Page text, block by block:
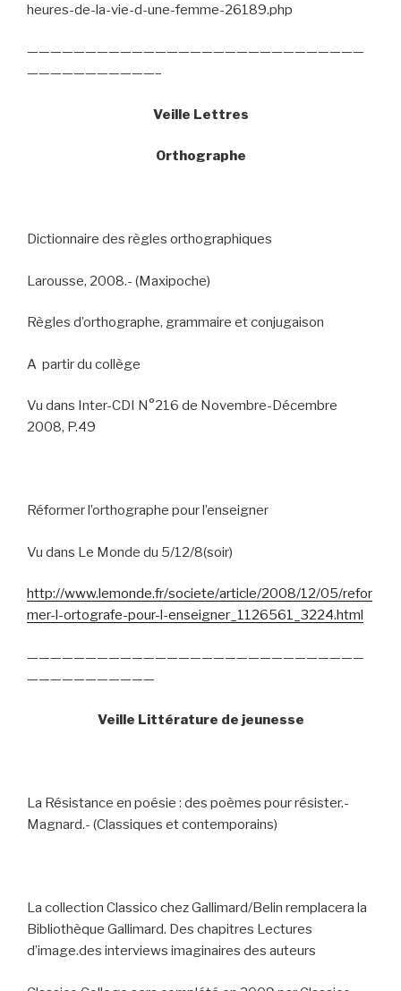
heures-de-la-vie-d-une-femme-26189.php
—————————————————————————————
———————————–
Veille Lettres
Orthographe
Dictionnaire des règles orthographiques
Larousse, 2008.- (Maxipoche)
Règles d’orthographe, grammaire et conjugaison
A partir du collège
Vu dans Inter-CDI N°216 de Novembre-Décembre
2008, P.49
Réformer l’orthographe pour l’enseigner
Vu dans Le Monde du 5/12/8(soir)
http://www.lemonde.fr/societe/article/2008/12/05/refor
mer-l-ortografe-pour-l-enseigner_1126561_3224.html
—————————————————————————————
———————————
Veille Littérature de jeunesse
La Résistance en poésie : des poèmes pour résister.-
Magnard.- (Classiques et contemporains)
La collection Classico chez Gallimard/Belin remplacera la
Bibliothèque Gallimard. Des chapitres Lectures
d’image.des interviews imaginaires des auteurs